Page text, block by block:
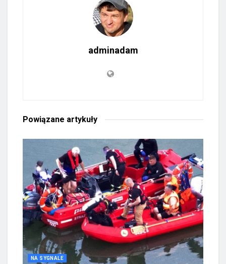
adminadam
Powiązane artykuły
NA SYGNALE